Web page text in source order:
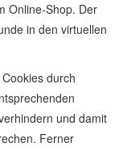
Online-Shop. Der
in den virtuellen
durch
und damit
Ferner